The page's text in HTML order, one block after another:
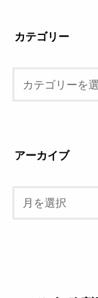
カテゴリー
アーカイブ